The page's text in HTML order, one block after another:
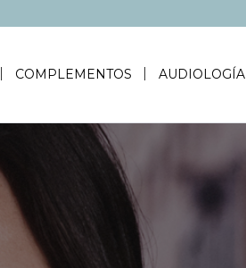
COMPLEMENTOS AUDIOLOGÍA